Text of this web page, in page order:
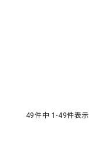
49件中 1-49件表示